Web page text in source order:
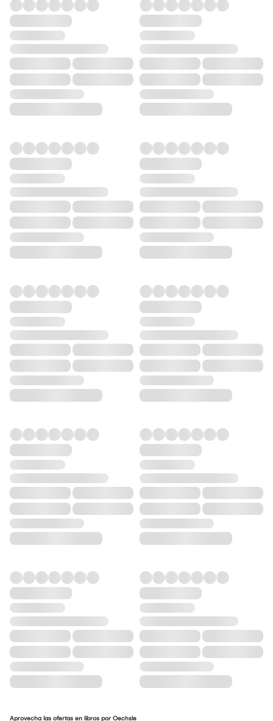
Aprovecha las ofertas en libros por Oechsle